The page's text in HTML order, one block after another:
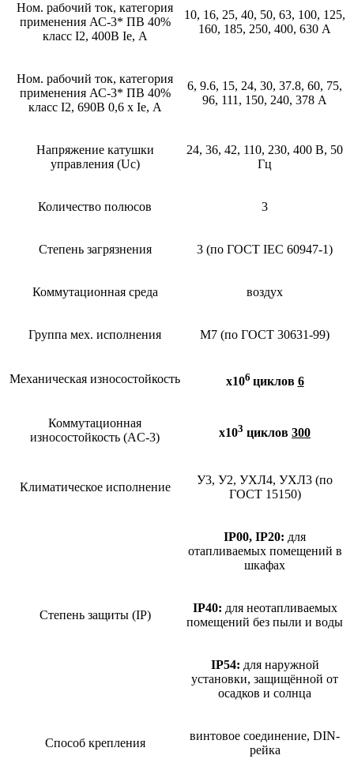
Ном. рабочий ток, категория
применения АС-3* ПВ 40%
класс I2, 400В Ie, А
10, 16, 25, 40, 50, 63, 100, 125,
160, 185, 250, 400, 630 А
Ном. рабочий ток, категория
применения АС-3* ПВ 40%
класс I2, 690В 0,6 х Ie, А
6, 9.6, 15, 24, 30, 37.8, 60, 75,
96, 111, 150, 240, 378 А
Напряжение катушки
управления (Uc)
24, 36, 42, 110, 230, 400 В, 50
Гц
Количество полюсов 3
Степень загрязнения 3 (по ГОСТ IEC 60947-1)
Коммутационная среда воздух
Группа мех. исполнения М7 (по ГОСТ 30631-99)
Механическая износостойкость х106 циклов 6
Коммутационная
износостойкость (AC-3)
х103 циклов 300
Климатическое исполнение
У3, У2, УХЛ4, УХЛ3 (по
ГОСТ 15150)
Степень защиты (IP)
IP00, IP20: для
отапливаемых помещений в
шкафах
IP40: для неотапливаемых
помещений без пыли и воды
IP54: для наружной
установки, защищённой от
осадков и солнца
Способ крепления
винтовое соединение, DIN-
рейка